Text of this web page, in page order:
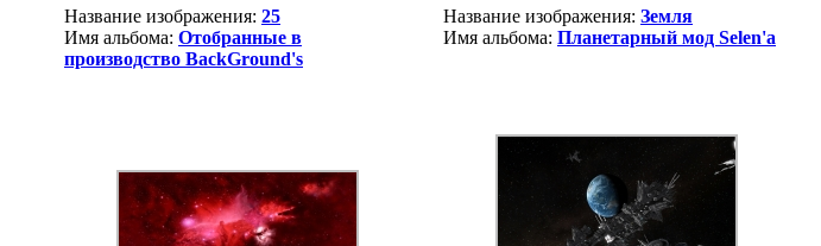
Название изображения: 25
Имя альбома: Отобранные в
производство BackGround's
Название изображения: Земля
Имя альбома: Планетарный мод Selen'a